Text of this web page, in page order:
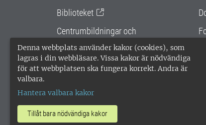
Denna webbplats använder kakor (cookies), som
lagras i din webbläsare. Vissa kakor är nödvändiga
för att webbplatsen ska fungera korrekt. Andra är
valbara.
Hantera valbara kakor
Tillåt bara nödvändiga kakor
Biblioteket
Centrumbildningar och
samarbetsprojekt
Gemensamma verksamhetsstödet